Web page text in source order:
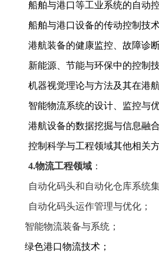
船舶与港口等工业系统的自动控
船舶与港口设备的传动控制技术
港航装备的健康监控、故障诊
新能源、节能与环保中的控制技
机器视觉理论与方法及其在港
智能物流系统的设计、监控与优
港航设备的数据挖掘与信息融合
控制科学与工程领域其他相关方
4.物流工程领域 ：
自动化码头和自动化仓库系统
自动化码头运作管理与优化；
智能物流装备与系统；
绿色港口物流技术；